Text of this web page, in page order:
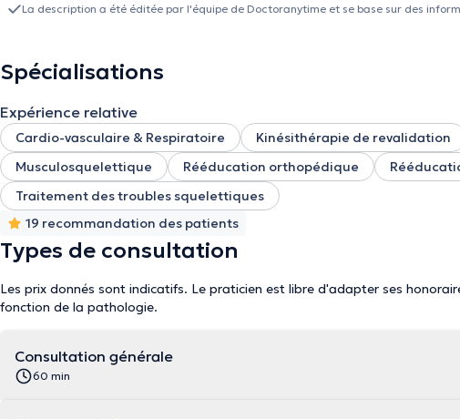
La description a été éditée par l'équipe de Doctoranytime et se base sur des
Spécialisations
Expérience relative
Cardio-vasculaire & Respiratoire Kinésithérapie de revalidation
Musculosquelettique
Rééducation orthopédique
Traitement des troubles squelettiques
19 recommandation des patients
Types de consultation
Les prix donnés sont indicatifs. Le praticien est libre d'adapter ses
fonction de la pathologie.
Consultation générale
60 min